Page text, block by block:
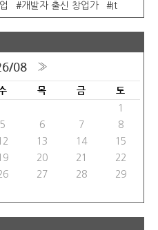
개발자 출신 창업가 It
08 »
목 금 토
1
5 6 7
8
13 14
15
20 21
22
27 28
29